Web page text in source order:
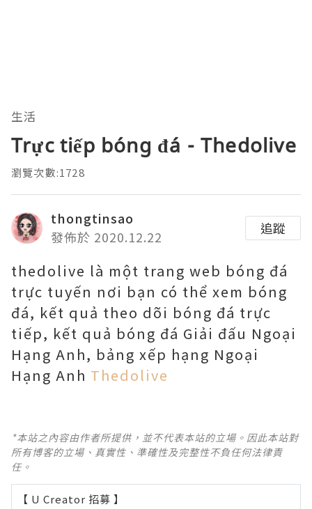
生活
Trực tiếp bóng đá - Thedolive
瀏覽次數:1728
thongtinsao
發佈於 2020.12.22
追蹤
thedolive là một trang web bóng đá
trực tuyến nơi bạn có thể xem bóng
đá, kết quả theo dõi bóng đá trực
tiếp, kết quả bóng đá Giải đấu Ngoại
Hạng Anh, bảng xếp hạng Ngoại
Hạng Anh Thedolive
*本站之內容由作者所提供，並不代表本站的立場。因此本站對
所有博客的立場、真實性、準確性及完整性不負任何法律責
任。
【 U Creator 招募 】